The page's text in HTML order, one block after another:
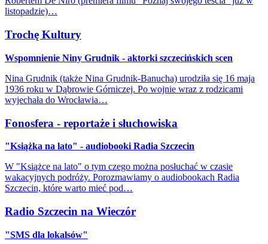
listopadzie)…
Trochę Kultury
Wspomnienie Niny Grudnik - aktorki szczecińskich scen
Nina Grudnik (także Nina Grudnik-Banucha) urodziła się 16 maja
1936 roku w Dąbrowie Górniczej. Po wojnie wraz z rodzicami
wyjechała do Wrocławia…
Fonosfera - reportaże i słuchowiska
"Książka na lato" - audiobooki Radia Szczecin
W "Książce na lato" o tym czego można posłuchać w czasie
wakacyjnych podróży. Porozmawiamy o audiobookach Radia
Szczecin, które warto mieć pod…
Radio Szczecin na Wieczór
"SMS dla lokalsów"